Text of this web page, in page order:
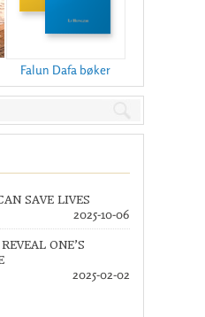
Falun Dafa bøker
SAVE LIVES
2025-10-06
ONE’S
2025-02-02